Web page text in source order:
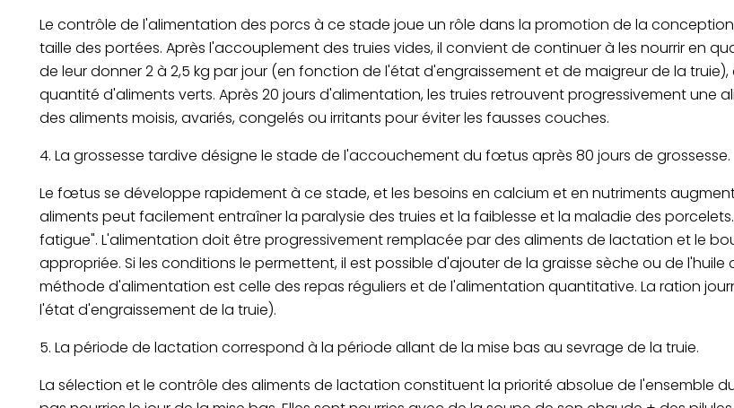
Le contrôle de l'alimentation des porcs à ce stade joue un rôle dans la promotion de la
taille des portées. Après l'accouplement des truies vides, il convient de continuer à les nourrir en
de leur donner 2 à 2,5 kg par jour (en fonction de l'état d'engraissement et de maigreur de la
quantité d'aliments verts. Après 20 jours d'alimentation, les truies retrouvent progressivement une
des aliments moisis, avariés, congelés ou irritants pour éviter les fausses couches.
4. La grossesse tardive désigne le stade de l'accouchement du fœtus après 80 jours de grossesse.
Le fœtus se développe rapidement à ce stade, et les besoins en calcium et en nutriments
aliments peut facilement entraîner la paralysie des truies et la faiblesse et la maladie des
fatigue". L'alimentation doit être progressivement remplacée par des aliments de lactation et le
appropriée. Si les conditions le permettent, il est possible d'ajouter de la graisse sèche ou de
méthode d'alimentation est celle des repas réguliers et de l'alimentation quantitative. La ration
l'état d'engraissement de la truie).
5. La période de lactation correspond à la période allant de la mise bas au sevrage de la truie.
La sélection et le contrôle des aliments de lactation constituent la priorité absolue de l'ensemble